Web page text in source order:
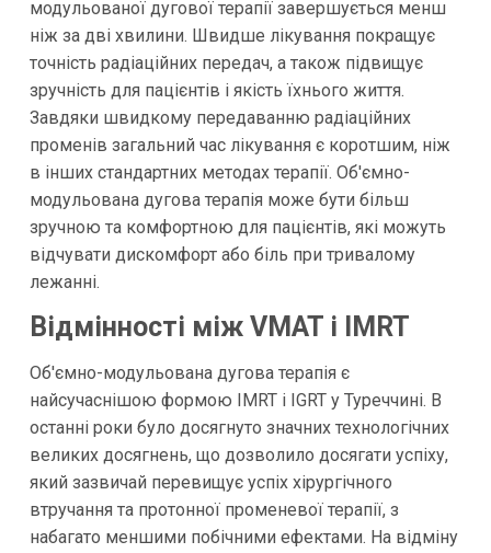
модульованої дугової терапії завершується менш
ніж за дві хвилини. Швидше лікування покращує
точність радіаційних передач, а також підвищує
зручність для пацієнтів і якість їхнього життя.
Завдяки швидкому передаванню радіаційних
променів загальний час лікування є коротшим, ніж
в інших стандартних методах терапії. Об'ємно-
модульована дугова терапія може бути більш
зручною та комфортною для пацієнтів, які можуть
відчувати дискомфорт або біль при тривалому
лежанні.
Відмінності між VMAT і IMRT
Об'ємно-модульована дугова терапія є
найсучаснішою формою IMRT і IGRT у Туреччині. В
останні роки було досягнуто значних технологічних
великих досягнень, що дозволило досягати успіху,
який зазвичай перевищує успіх хірургічного
втручання та протонної променевої терапії, з
набагато меншими побічними ефектами. На відміну